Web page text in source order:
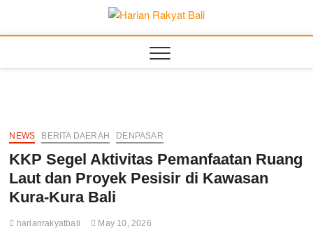
content
Harian
SEMANGAT
NEWS BERITA DAERAH DENPASAR
KKP Segel Aktivitas Pemanfaatan Ruang
Laut dan Proyek Pesisir di Kawasan
Kura-Kura Bali
harianrakyatbali May 10, 2026